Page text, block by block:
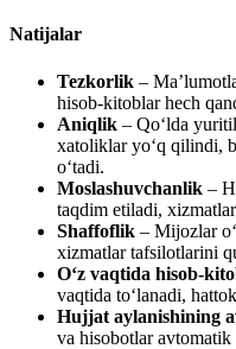
Natijalar
Tezkorlik –
hisob-kitoblar hech
Aniqlik – Qo‘lda
xatoliklar yo‘q qilindi,
o‘tadi.
Moslashuvchanlik –
taqdim etiladi,
Shaffoflik – Mijozlar
xizmatlar tafsilotlarini
O‘z vaqtida hisob-
vaqtida to‘lanadi,
Hujjat aylanishining
va hisobotlar